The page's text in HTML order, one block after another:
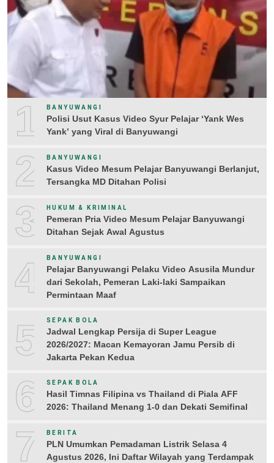
1 BANYUWANGI
Polisi Usut Kasus Video Syur Pelajar ‘Yank Wes
Yank’ yang Viral di Banyuwangi
2 BANYUWANGI
Kasus Video Mesum Pelajar Banyuwangi Berlanjut,
Tersangka MD Ditahan Polisi
3 HUKUM & KRIMINAL
Pemeran Pria Video Mesum Pelajar Banyuwangi
Ditahan Sejak Awal Agustus
4 BANYUWANGI
Pelajar Banyuwangi Pelaku Video Asusila Mundur
dari Sekolah, Pemeran Laki-laki Sampaikan
Permintaan Maaf
5 SEPAK BOLA
Jadwal Lengkap Persija di Super League
2026/2027: Macan Kemayoran Jamu Persib di
Jakarta Pekan Kedua
6 SEPAK BOLA
Hasil Timnas Filipina vs Thailand di Piala AFF
2026: Thailand Menang 1-0 dan Dekati Semifinal
7 BERITA
PLN Umumkan Pemadaman Listrik Selasa 4
Agustus 2026, Ini Daftar Wilayah yang Terdampak